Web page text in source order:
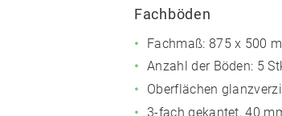
Fachböden
Fachmaß: 875 x 500
Anzahl der Böden: 5
Oberflächen
3-fach gekantet, 40